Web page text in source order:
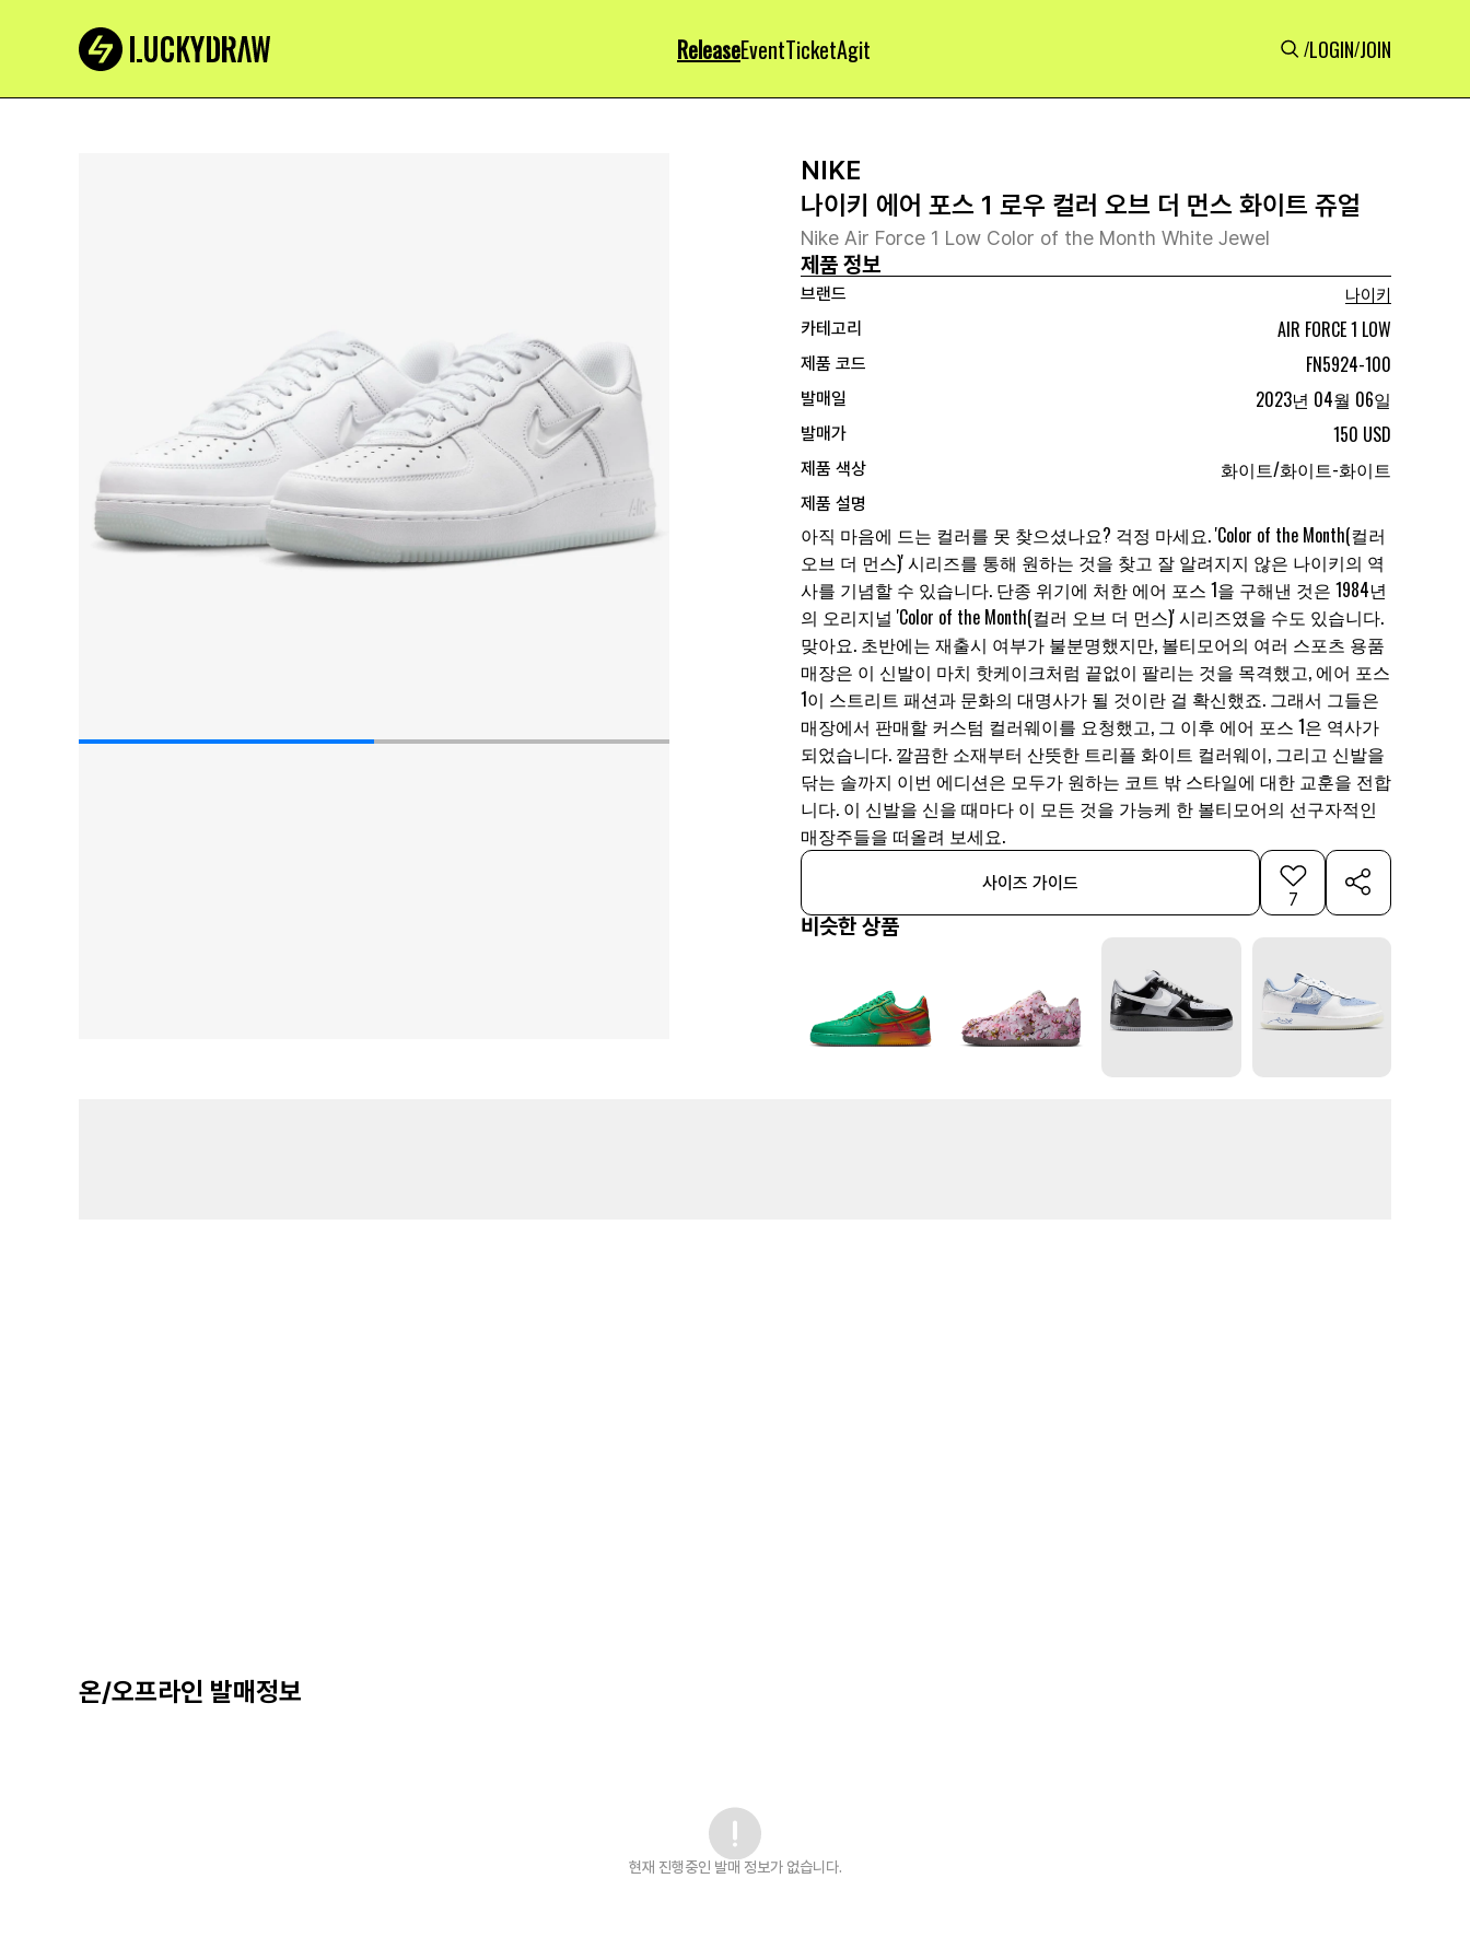
ReleaseEventTicketAgit /LOGIN/JOIN
NIKE
나이키 에어 포스 1 로우 컬러 오브 더 먼스 화이트 쥬얼
Nike Air Force 1 Low Color of the Month White Jewel
제품 정보
브랜드
나이키
카테고리
AIR FORCE 1 LOW
제품 코드 FN5924-100
발매일 2023년 04월 06일
발매가 150 USD
제품 색상 화이트/화이트-화이트
제품 설명
아직 마음에 드는 컬러를 못 찾으셨나요? 걱정 마세요. 'Color of the Month(컬러
오브 더 먼스)' 시리즈를 통해 원하는 것을 찾고 잘 알려지지 않은 나이키의 역
사를 기념할 수 있습니다. 단종 위기에 처한 에어 포스 1을 구해낸 것은 1984년
의 오리지널 'Color of the Month(컬러 오브 더 먼스)' 시리즈였을 수도 있습니다.
맞아요. 초반에는 재출시 여부가 불분명했지만, 볼티모어의 여러 스포츠 용품
매장은 이 신발이 마치 핫케이크처럼 끝없이 팔리는 것을 목격했고, 에어 포스
1이 스트리트 패션과 문화의 대명사가 될 것이란 걸 확신했죠. 그래서 그들은
매장에서 판매할 커스텀 컬러웨이를 요청했고, 그 이후 에어 포스 1은 역사가
되었습니다. 깔끔한 소재부터 산뜻한 트리플 화이트 컬러웨이, 그리고 신발을
닦는 솔까지 이번 에디션은 모두가 원하는 코트 밖 스타일에 대한 교훈을 전합
니다. 이 신발을 신을 때마다 이 모든 것을 가능케 한 볼티모어의 선구자적인
매장주들을 떠올려 보세요.
사이즈 가이드
7
비슷한 상품
온/오프라인 발매정보
현재 진행중인 발매 정보가 없습니다.